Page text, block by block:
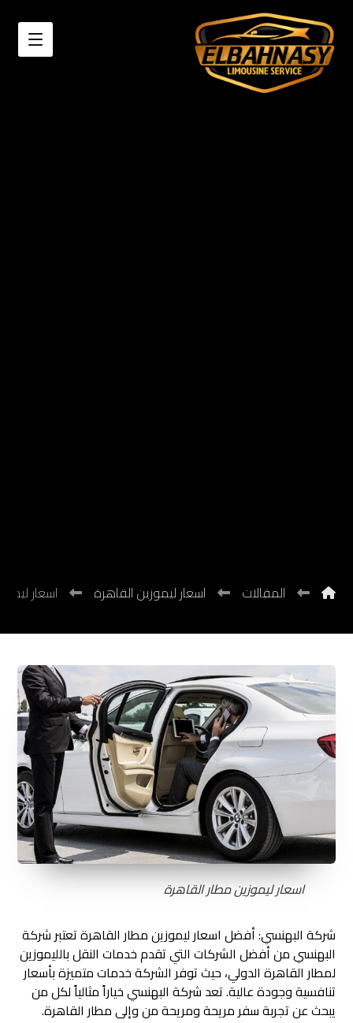
المقالات اسعار ليموزين القاهرة اسعار
اسعار ليموزين مطار القاهرة
شركة البهنسي: أفضل اسعار ليموزين مطار القاهرة تعتبر شركة
البهنسي من أفضل الشركات التي تقدم خدمات النقل بالليموزين
لمطار القاهرة الدولي، حيث توفر الشركة خدمات متميزة بأسعار
تنافسية وجودة عالية. تعد شركة البهنسي خياراً مثالياً لكل من
يبحث عن تجربة سفر مريحة ومريحة من وإلى مطار القاهرة.